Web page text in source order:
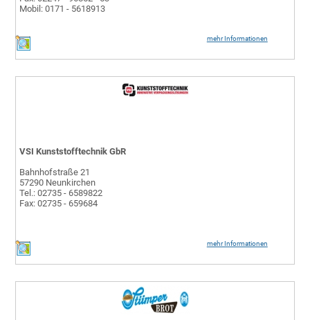
mehr Informationen
Mobil: 0171 - 5618913
mehr Informationen
VSI Kunststofftechnik GbR
Bahnhofstraße 21
57290 Neunkirchen
Tel.: 02735 - 6589822
Fax: 02735 - 659684